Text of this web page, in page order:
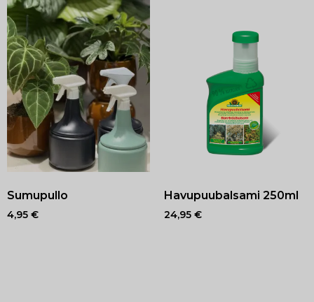
Sumupullo
4,95 €
Havupuubalsami 250ml
24,95 €